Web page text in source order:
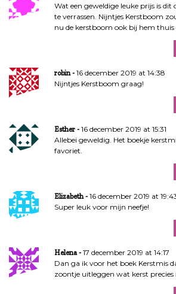
Wat een geweldige leuke prijs is
te verrassen. Nijntjes Kerstboom
nu de kerstboom ook bij hem thuis
robin
16 december 2019 at 14:38
Nijntjes Kerstboom graag!
Esther
16 december 2019 at 15:31
Allebei geweldig. Het boekje
favoriet.
Elizabeth
16 december 2019 at
Super leuk voor mijn neefje!
Helena
17 december 2019 at 14:17
Dan ga ik voor het boek Kerstmis
zoontje uitleggen wat kerst precies